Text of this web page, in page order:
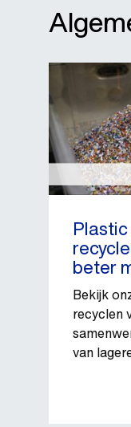
beter
Bekijk
recyclen
van